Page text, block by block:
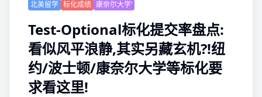
北美留学 标化成绩 康奈尔大学‘
Test-Optional标化提交率盘点:
看似风平浪静,其实另藏玄机?!纽
约/波士顿/康奈尔大学等标化要
求看这里!